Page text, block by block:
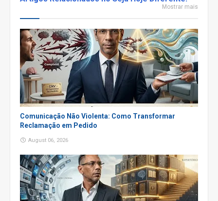
Mostrar mais
Comunicação Não Violenta: Como Transformar
Reclamação em Pedido
August 06, 2026